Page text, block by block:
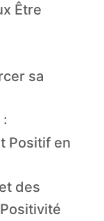
Être
sa
Positif en
des